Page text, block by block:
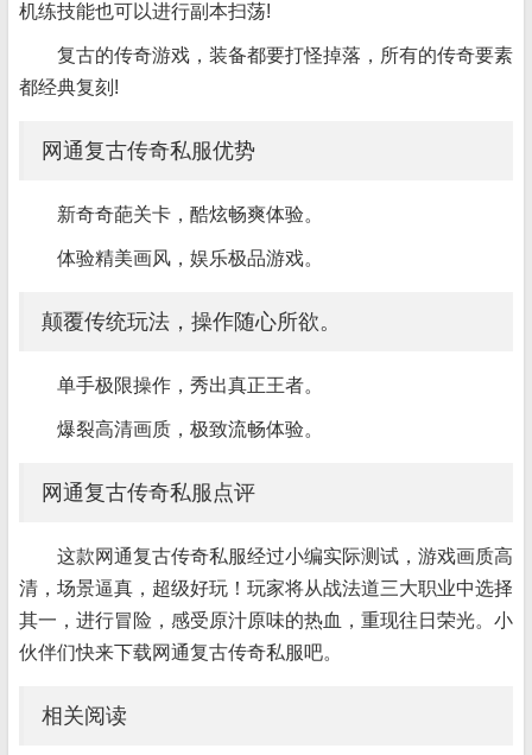
机练技能也可以进行副本扫荡!
复古的传奇游戏，装备都要打怪掉落，所有的传奇要素
都经典复刻!
网通复古传奇私服优势
新奇奇葩关卡，酷炫畅爽体验。
体验精美画风，娱乐极品游戏。
颠覆传统玩法，操作随心所欲。
单手极限操作，秀出真正王者。
爆裂高清画质，极致流畅体验。
网通复古传奇私服点评
这款网通复古传奇私服经过小编实际测试，游戏画质高
清，场景逼真，超级好玩！玩家将从战法道三大职业中选择
其一，进行冒险，感受原汁原味的热血，重现往日荣光。小
伙伴们快来下载网通复古传奇私服吧。
相关阅读